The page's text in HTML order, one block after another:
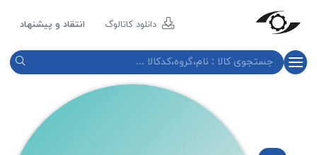
دانلود کاتالوگ انتقاد و پیشنهاد